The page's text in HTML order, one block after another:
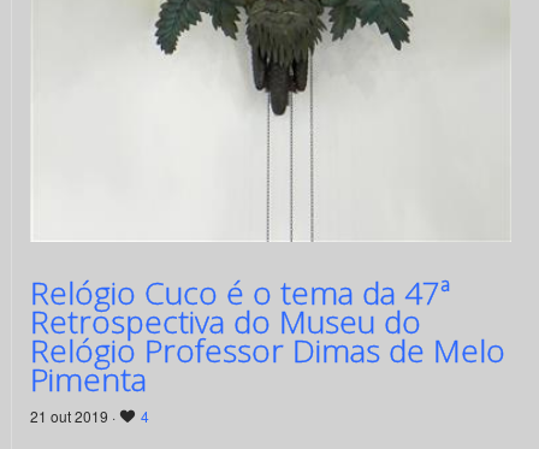
Relógio Cuco é o tema da 47ª
Retrospectiva do Museu do
Relógio Professor Dimas de Melo
Pimenta
21 out 2019 · 4